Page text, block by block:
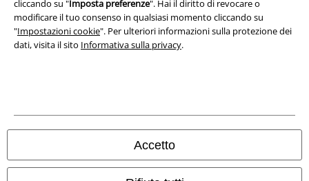
cliccando su "Imposta preferenze". Hai il diritto di revocare o
modificare il tuo consenso in qualsiasi momento cliccando su
"Impostazioni cookie". Per ulteriori informazioni sulla protezione dei
dati, visita il sito Informativa sulla privacy.
Accetto
Impostazioni cookie
Esercita Recesso
Gli altri shop EMP nel mondo